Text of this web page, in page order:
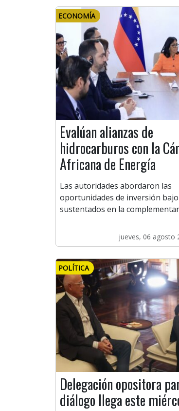
ECONOMÍA
Evalúan alianzas de
hidrocarburos con la
Africana de Energía
Las autoridades abordaron las
oportunidades de inversión
sustentados en la
jueves, 06 agosto
POLÍTICA
Delegación opositora
diálogo llega este